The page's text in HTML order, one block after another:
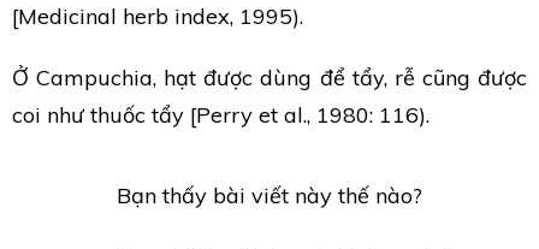
[Medicinal herb index, 1995).
Ở Campuchia, hạt được dùng để tẩy, rễ cũng được
coi như thuốc tẩy [Perry et al., 1980: 116).
Bạn thấy bài viết này thế nào?